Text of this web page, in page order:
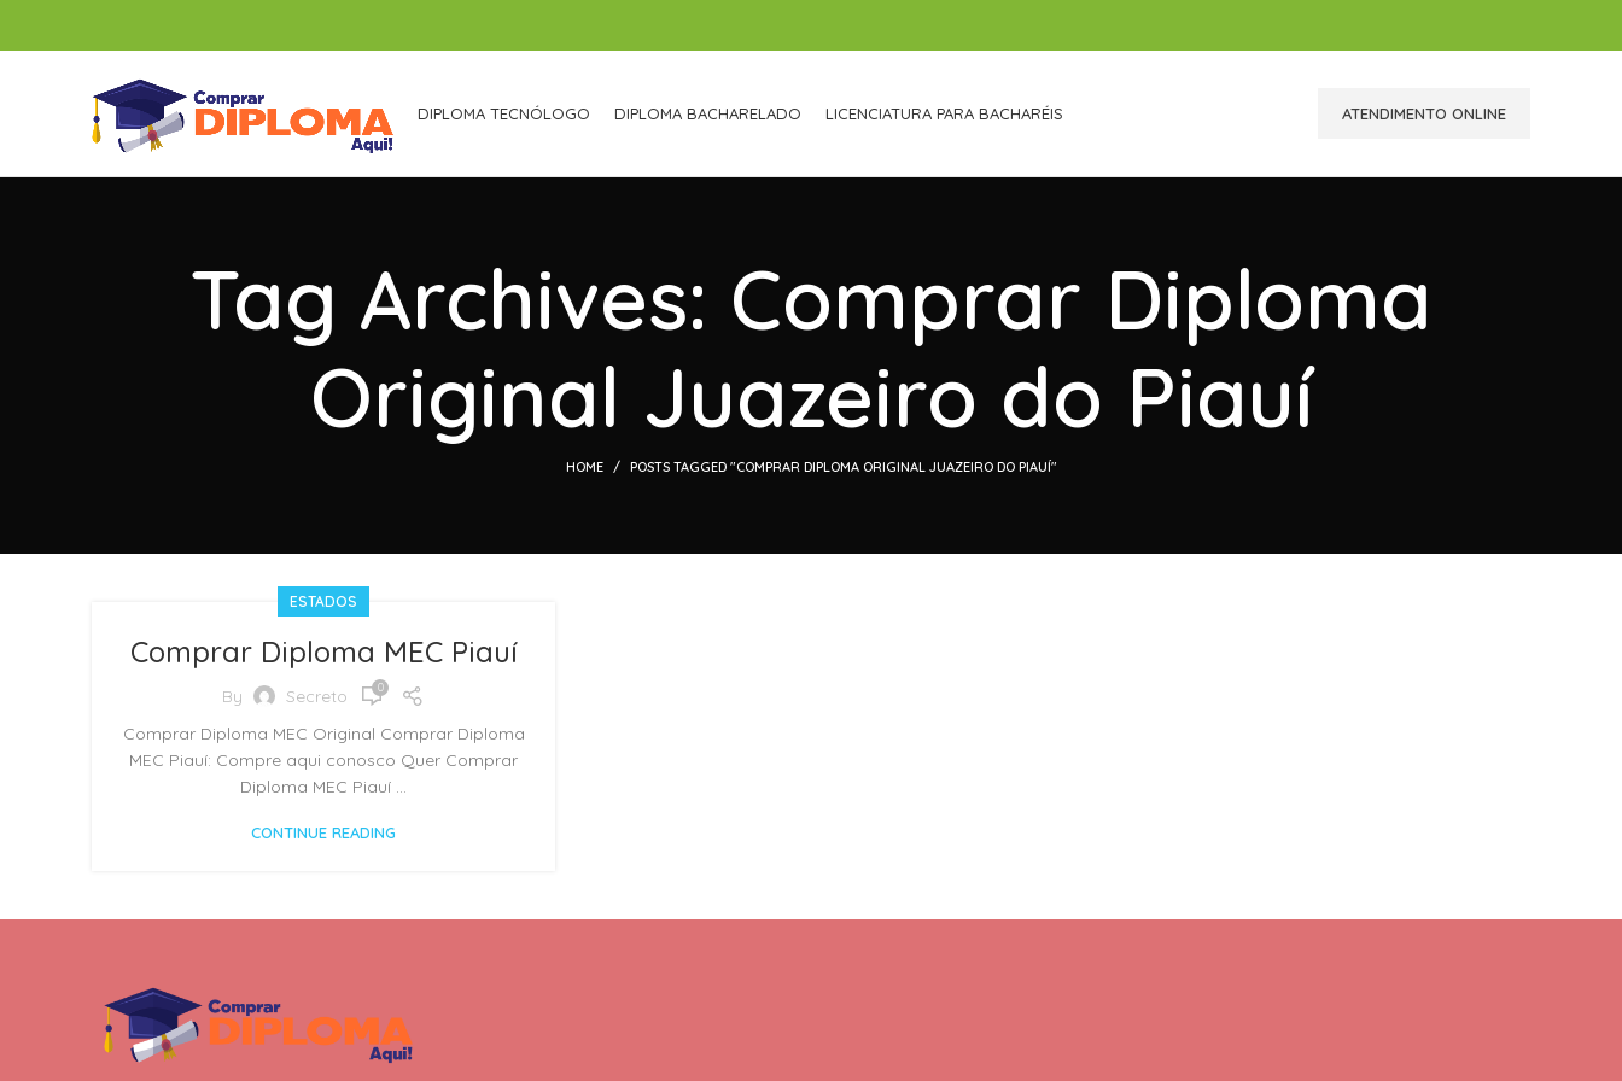
DIPLOMA TECNÓLOGO DIPLOMA BACHARELADO LICENCIATURA PARA BACHARÉIS ATENDIMENTO ONLINE
Tag Archives: Comprar Diploma
Original Juazeiro do Piauí
HOME POSTS TAGGED "COMPRAR DIPLOMA ORIGINAL JUAZEIRO DO PIAUÍ"
ESTADOS
Comprar Diploma MEC Piauí
By Secreto 0
Comprar Diploma MEC Original Comprar Diploma
MEC Piauí: Compre aqui conosco Quer Comprar
Diploma MEC Piauí ...
CONTINUE READING